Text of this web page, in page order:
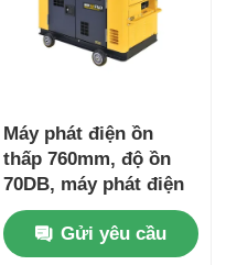
Máy phát điện ồn
thấp 760mm, độ ồn
70DB, máy phát điện
diesel yên tĩnh, màu
vàng
Gửi yêu cầu